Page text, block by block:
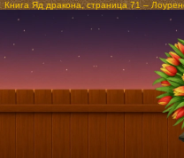
Книга Яд дракона, страница 71 –